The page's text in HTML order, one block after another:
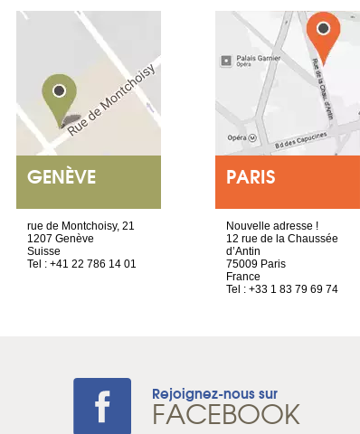
GENÈVE
rue de Montchoisy, 21
1207 Genève
Suisse
Tel : +41 22 786 14 01
PARIS
Nouvelle adresse !
12 rue de la Chaussée
d’Antin
75009 Paris
France
Tel : +33 1 83 79 69 74
Rejoignez-nous sur
FACEBOOK